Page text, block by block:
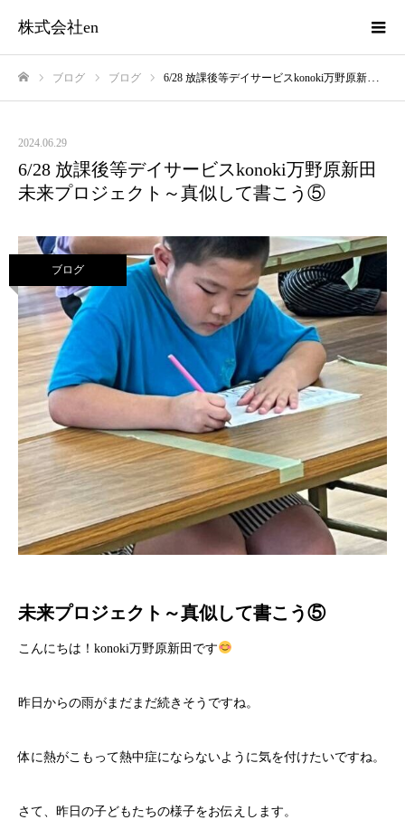
株式会社en
ブログ ブログ 6/28 放課後等デイサービスkonoki万野原新田 未来プロジェクト～真似して書こう⑤
2024.06.29
6/28 放課後等デイサービスkonoki万野原新田
未来プロジェクト～真似して書こう⑤
ブログ
未来プロジェクト～真似して書こう⑤
こんにちは！konoki万野原新田です
昨日からの雨がまだまだ続きそうですね。
体に熱がこもって熱中症にならないように気を付けたいですね。
さて、昨日の子どもたちの様子をお伝えします。